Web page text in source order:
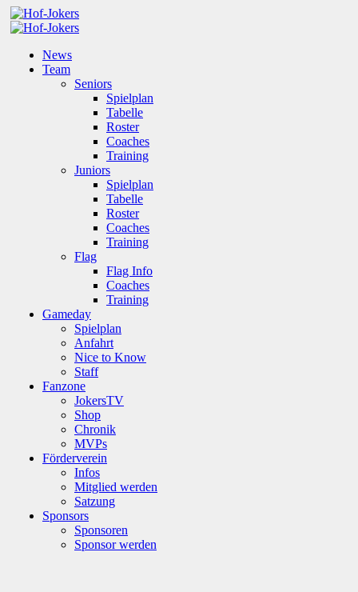
News
Team
Seniors
Spielplan
Tabelle
Roster
Coaches
Training
Juniors
Spielplan
Tabelle
Roster
Coaches
Training
Flag
Flag Info
Coaches
Training
Gameday
Spielplan
Anfahrt
Nice to Know
Staff
Fanzone
JokersTV
Shop
Chronik
MVPs
Förderverein
Infos
Mitglied werden
Satzung
Sponsors
Sponsoren
Sponsor werden